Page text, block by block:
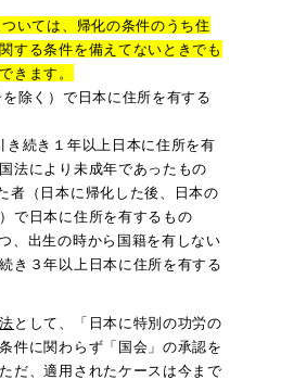
いては、帰化の条件のうち住
する条件を備えてないときでも
きます。
除く）で日本に住所を有する
き続き１年以上日本に住所を有
法により未成年であったもの
者（日本に帰化した後、日本の
で日本に住所を有するもの
、出生の時から国籍を有しない
き３年以上日本に住所を有する
として、「日本に特別の功労の
件に関わらず「国会」の承認を
だ、適用されたケースは今まで